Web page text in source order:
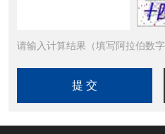
请输入计算结果（填写阿拉伯数